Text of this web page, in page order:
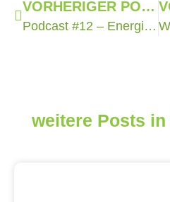
VORHERIGER POST
Podcast #12 – Energie sparen & Umwelt schützen: Alles über nachhaltiges Heizen
weitere Posts